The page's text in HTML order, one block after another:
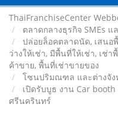
ThaiFranchiseCenter
ตลาดกลางธุรกิจ SMEs
ปล่อยล็อคตลาดนัด, เสนอ
ว่างให้เช่า, มีพื้นที่ให้เช่า, เช่
ค้าขาย, พื้นที่เช่าขายของ
โซนปริมณฑล และต่างจัง
เปิดรับบูธ งาน Car
ศรีนครินทร์